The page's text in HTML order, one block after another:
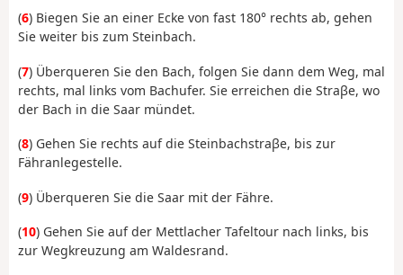
(6) Biegen Sie an einer Ecke von fast 180° rechts ab, gehen
Sie weiter bis zum Steinbach.
(7) Überqueren Sie den Bach, folgen Sie dann dem Weg, mal
rechts, mal links vom Bachufer. Sie erreichen die Straβe, wo
der Bach in die Saar mündet.
(8) Gehen Sie rechts auf die Steinbachstraβe, bis zur
Fähranlegestelle.
(9) Überqueren Sie die Saar mit der Fähre.
(10) Gehen Sie auf der Mettlacher Tafeltour nach links, bis
zur Wegkreuzung am Waldesrand.